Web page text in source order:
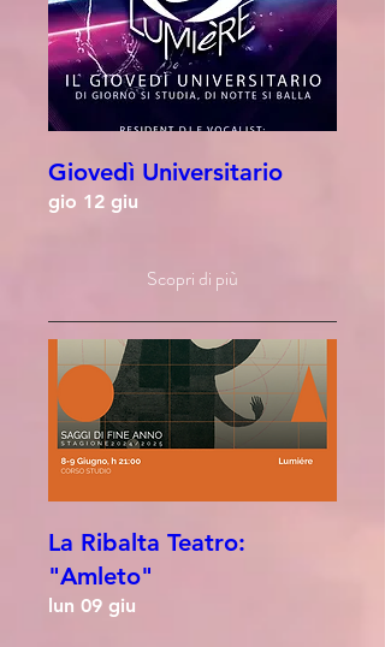
Giovedì Universitario
gio 12 giu
Scopri di più
La Ribalta Teatro:
"Amleto"
lun 09 giu